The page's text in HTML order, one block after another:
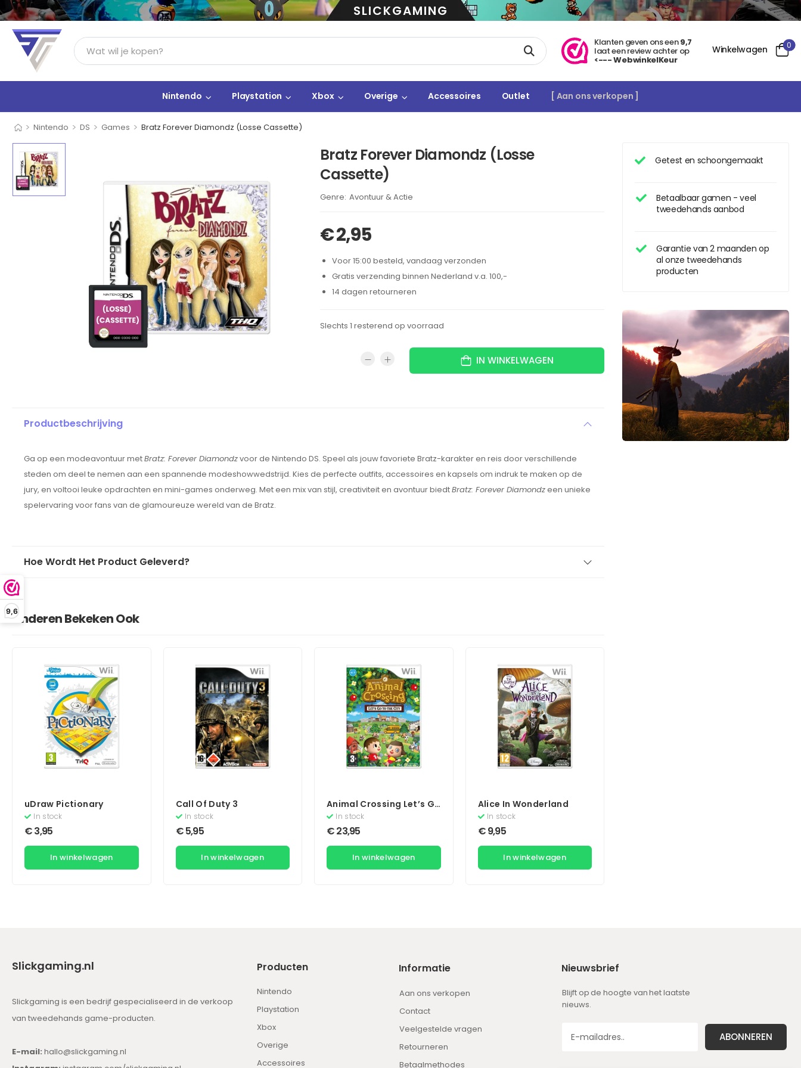
9,6
SLICKGAMING
Klanten geven ons een9,7
laat een review achter op
<--- WebwinkelKeur
Winkelwagen 0
Nintendo Playstation Xbox Overige Accessoires Outlet [ Aan ons verkopen ]
> Nintendo > DS > Games > Bratz Forever Diamondz (Losse Cassette)
Getest en schoongemaakt
Betaalbaar gamen - veel
tweedehands aanbod
Garantie van 2 maanden op
al onze tweedehands
producten
Bratz Forever Diamondz (Losse
Cassette)
Brand:
Avontuur & Actie
€2,95
Voor 15:00 besteld, vandaag verzonden
Gratis verzending binnen Nederland v.a. 100,-
14 dagen retourneren
Slechts 1 resterend op voorraad
IN WINKELWAGEN
Productbeschrijving
Ga op een modeavontuur metBratz: Forever Diamondzvoor de Nintendo DS. Speel als jouw favoriete Bratz-karakter en reis door verschillende
steden om deel te nemen aan een spannende modeshowwedstrijd. Kies de perfecte outfits, accessoires en kapsels om indruk te maken op de
jury, en voltooi leuke opdrachten en mini-games onderweg. Met een mix van stijl, creativiteit en avontuur biedtBratz: Forever Diamondzeen unieke
spelervaring voor fans van de glamoureuze wereld van de Bratz.
Hoe Wordt Het Product Geleverd?
Anderen Bekeken Ook
uDraw Pictionary
In stock
€3,95
In winkelwagen
Call Of Duty 3
In stock
€5,95
In winkelwagen
Animal Crossing Let’s Go
To The City
In stock
€23,95
In winkelwagen
Alice In Wonderland
In stock
€9,95
In winkelwagen
Slickgaming.nl
Slickgaming is een bedrijf gespecialiseerd in de verkoop
van tweedehands game-producten.
E-mail: hallo@slickgaming.nl
Producten
Nintendo
Playstation
Xbox
Overige
Accessoires
Informatie
Aan ons verkopen
Contact
Veelgestelde vragen
Retourneren
Betaalmethodes
Nieuwsbrief
Blijft op de hoogte van het laatste
nieuws.